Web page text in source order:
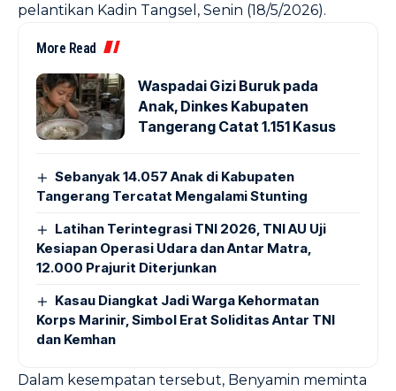
pelantikan Kadin Tangsel, Senin (18/5/2026).
More Read
Waspadai Gizi Buruk pada
Anak, Dinkes Kabupaten
Tangerang Catat 1.151 Kasus
Sebanyak 14.057 Anak di Kabupaten
Tangerang Tercatat Mengalami Stunting
Latihan Terintegrasi TNI 2026, TNI AU Uji
Kesiapan Operasi Udara dan Antar Matra,
12.000 Prajurit Diterjunkan
Kasau Diangkat Jadi Warga Kehormatan
Korps Marinir, Simbol Erat Soliditas Antar TNI
dan Kemhan
Dalam kesempatan tersebut, Benyamin meminta